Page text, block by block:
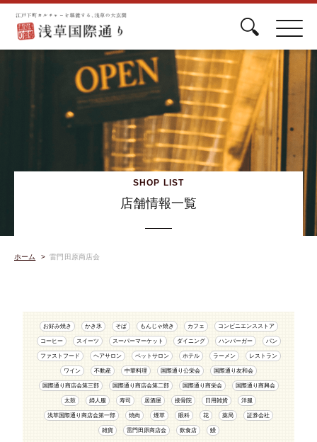
SHOP LIST
店舗情報一覧
ホーム 雷門田原商店会
お好み焼き かき氷 そば もんじゃ焼き カフェ コンビニエンスストア
コーヒー スイーツ スーパーマーケット ダイニング ハンバーガー パン
ファストフード ヘアサロン ペットサロン ホテル ラーメン レストラン
ワイン 不動産 中華料理 国際通り公栄会 国際通り友和会
国際通り商店会第三部 国際通り商店会第二部 国際通り商栄会 国際通り商興会
太鼓 婦人服 寿司 居酒屋 接骨院 日用雑貨 洋服
浅草国際通り商店会第一部 焼肉 煙草 眼科 花 薬局 証券会社
雑貨 雷門田原商店会 飲食店 鰻